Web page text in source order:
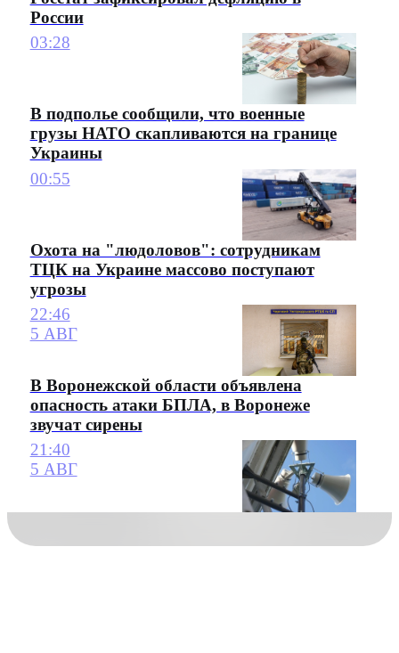
России
03:28
В подполье сообщили, что военные
грузы НАТО скапливаются на границе
Украины
00:55
Охота на "людоловов": сотрудникам
ТЦК на Украине массово поступают
угрозы
22:46
5 АВГ
В Воронежской области объявлена
опасность атаки БПЛА, в Воронеже
звучат сирены
21:40
5 АВГ